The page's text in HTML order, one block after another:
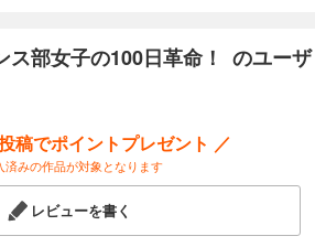
女子の100日革命！ のユーザ
稿でポイントプレゼント ／
済みの作品が対象となります
レビューを書く